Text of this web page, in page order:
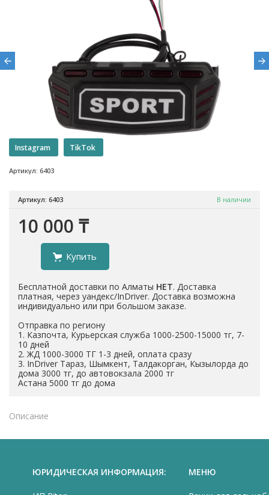
Артикул: 6403
Instagram TikTok
Артикул: 6403 В наличии
10 000 ₸
Купить
Бесплатной доставки по Алматы НЕТ. Доставка
платная, через уандекс/InDriver. Доставка возможна
индивидуально или при большом заказе.
Отправка по региону
1. Казпочта, Курьерская служба 1000-2500-15000 тг, 7-
10 дней
2. ЖД 1000-3000 ТГ 1-3 дней, оплата сразу
3. InDriver Тараз, Шымкент, Талдакорган, Кызылорда до
дома 3000 тг, до автовокзала 2000 тг
Астана 5000 тг до дома
Описание
ЮРИДИЧЕСКАЯ ИНФОРМАЦИЯ: МЕНЮ